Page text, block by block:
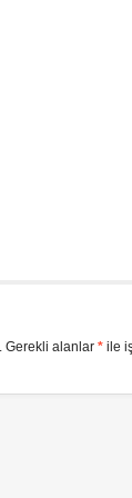
Gerekli alanlar *ile